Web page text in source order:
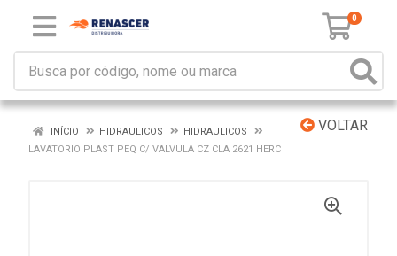
0
VOLTAR
INÍCIO HIDRAULICOS
HIDRAULICOS
LAVATORIO PLAST PEQ C/ VALVULA CZ CLA 2621 HERC